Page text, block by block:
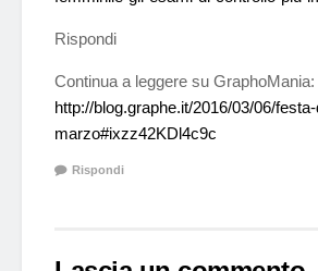
Rispondi
Continua a leggere su GraphoMania:
http://blog.graphe.it/2016/03/06/
marzo#ixzz42KDl4c9c
Rispondi